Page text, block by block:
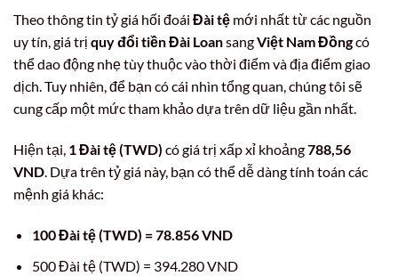
Theo thông tin tỷ giá hối đoái Đài tệ mới nhất từ các nguồn
uy tín, giá trị quy đổi tiền Đài LoansangViệt Nam Đồngcó
thể dao động nhẹ tùy thuộc vào thời điểm và địa điểm giao
dịch. Tuy nhiên, để bạn có cái nhìn tổng quan, chúng tôi sẽ
cung cấp một mức tham khảo dựa trên dữ liệu gần nhất.
Hiện tại, 1 Đài tệ (TWD) có giá trị xấp xỉ khoảng788,56
VND. Dựa trên tỷ giá này, bạn có thể dễ dàng tính toán các
mệnh giá khác:
100 Đài tệ (TWD) = 78.856 VND
500 Đài tệ (TWD) = 394.280 VND